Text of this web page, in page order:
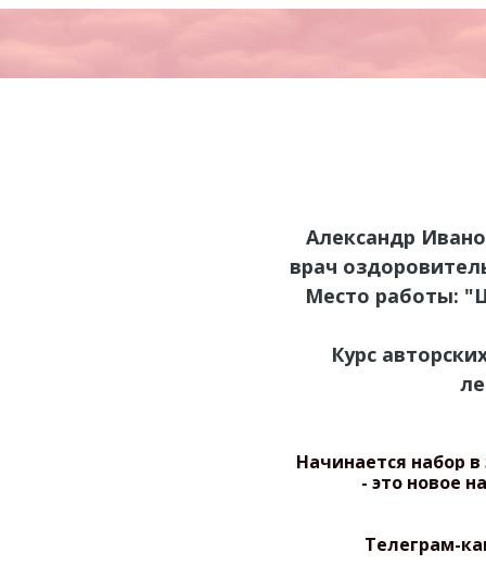
Александр
врач
Место работы:
Курс
Начинается набор
- это новое
Телеграм-